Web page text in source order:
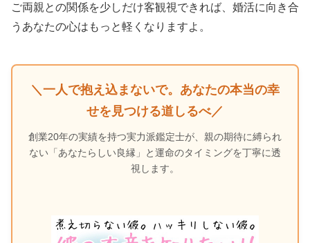
ご両親との関係を少しだけ客観視できれば、婚活に向き合
うあなたの心はもっと軽くなりますよ。
＼一人で抱え込まないで。あなたの本当の幸
せを見つける道しるべ／
創業20年の実績を持つ実力派鑑定士が、親の期待に縛られ
ない「あなたらしい良縁」と運命のタイミングを丁寧に透
視します。